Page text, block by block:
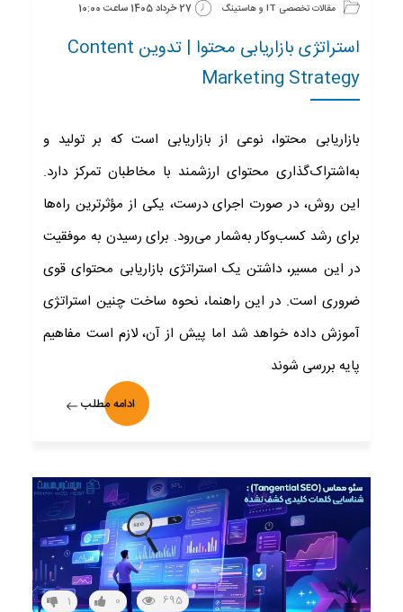
مقالات تخصصی IT و هاستینگ 27 خرداد 1405 ساعت 10:00
استراتژی بازاریابی محتوا | تدوین Content
Marketing Strategy
بازاریابی محتوا، نوعی از بازاریابی است که بر تولید و
به‌اشتراک‌گذاری محتوای ارزشمند با مخاطبان تمرکز دارد.
این روش، در صورت اجرای درست، یکی از مؤثرترین راه‌ها
برای رشد کسب‌وکار به‌شمار می‌رود. برای رسیدن به موفقیت
در این مسیر، داشتن یک استراتژی بازاریابی محتوای قوی
ضروری است. در این راهنما، نحوه ساخت چنین استراتژی‌
آموزش داده خواهد شد اما پیش از آن، لازم است مفاهیم
پایه بررسی شوند
ادامه مطلب
0
1 695